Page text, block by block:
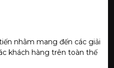
nhằm mang đến các giải
khách hàng trên toàn thế